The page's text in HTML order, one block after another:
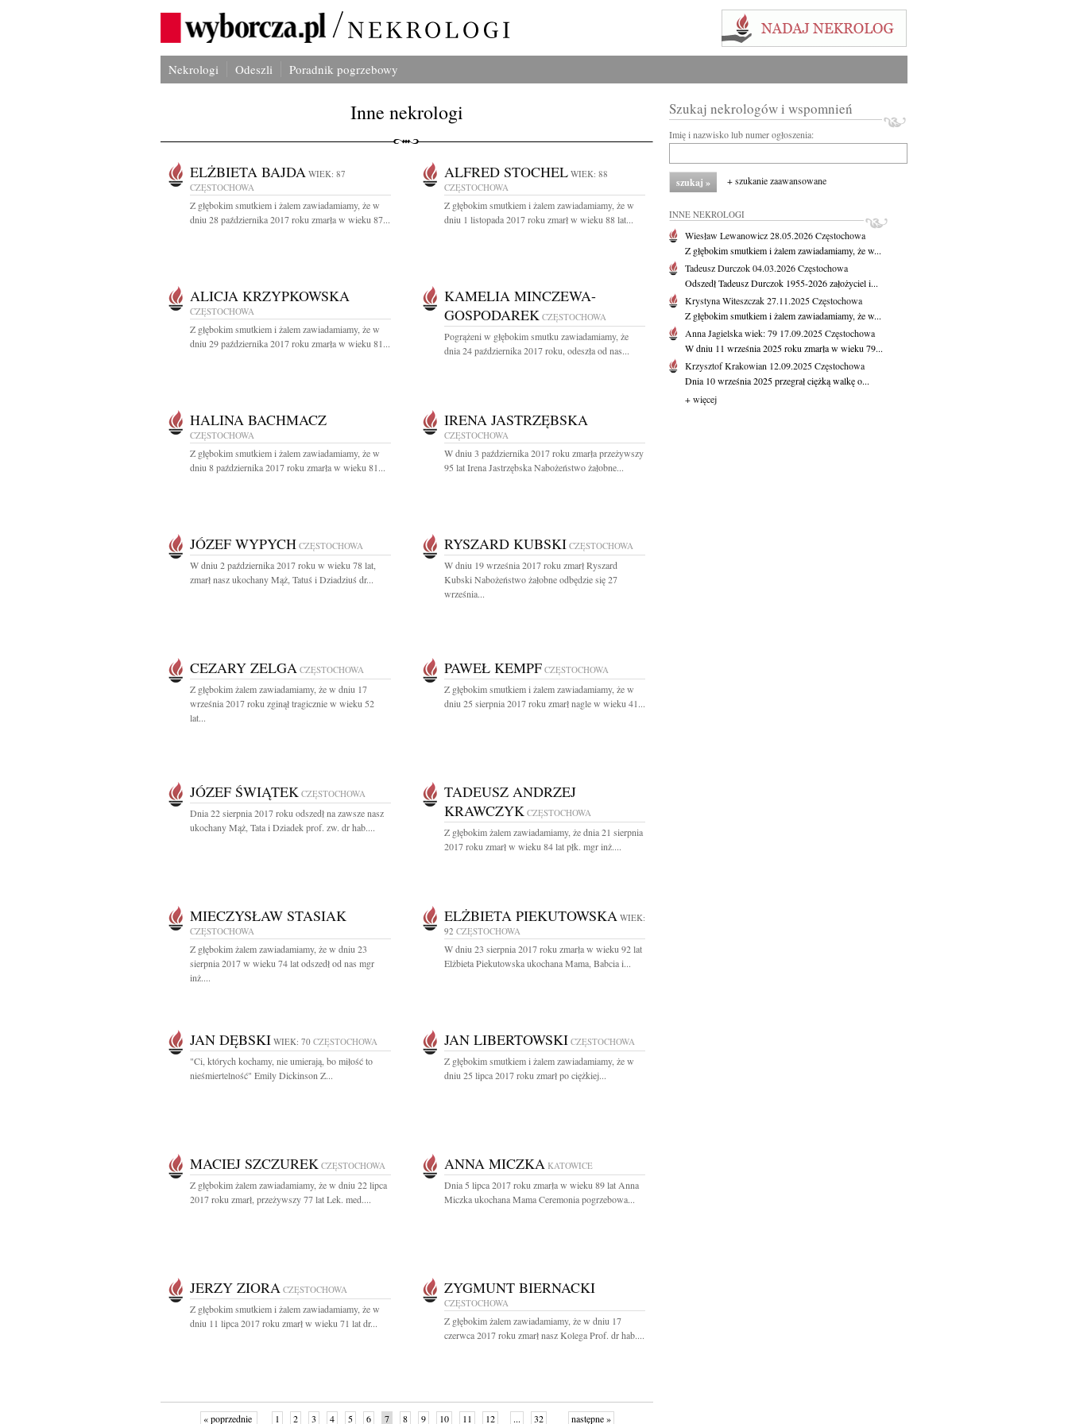
Nekrologi Odeszli Poradnik pogrzebowy
Inne nekrologi
ELŻBIETA BAJDA WIEK: 87
CZĘSTOCHOWA
Z głębokim smutkiem i żalem zawiadamiamy, że w
dniu 28 października 2017 roku zmarła w wieku 87...
ALFRED STOCHEL WIEK: 88
CZĘSTOCHOWA
Z głębokim smutkiem i żalem zawiadamiamy, że w
dniu 1 listopada 2017 roku zmarł w wieku 88 lat...
ALICJA KRZYPKOWSKA
CZĘSTOCHOWA
Z głębokim smutkiem i żalem zawiadamiamy, że w
dniu 29 października 2017 roku zmarła w wieku 81...
KAMELIA MINCZEWA-
GOSPODAREK CZĘSTOCHOWA
Pogrążeni w głębokim smutku zawiadamiamy, że
dnia 24 października 2017 roku, odeszła od nas...
HALINA BACHMACZ
CZĘSTOCHOWA
Z głębokim smutkiem i żalem zawiadamiamy, że w
dniu 8 października 2017 roku zmarła w wieku 81...
IRENA JASTRZĘBSKA
CZĘSTOCHOWA
W dniu 3 października 2017 roku zmarła przeżywszy
95 lat Irena Jastrzębska Nabożeństwo żałobne...
JÓZEF WYPYCH CZĘSTOCHOWA
W dniu 2 października 2017 roku w wieku 78 lat,
zmarł nasz ukochany Mąż, Tatuś i Dziadziuś dr...
RYSZARD KUBSKI CZĘSTOCHOWA
W dniu 19 września 2017 roku zmarł Ryszard
Kubski Nabożeństwo żałobne odbędzie się 27
września...
CEZARY ZELGA CZĘSTOCHOWA
Z głębokim żalem zawiadamiamy, że w dniu 17
września 2017 roku zginął tragicznie w wieku 52
lat...
PAWEŁ KEMPF CZĘSTOCHOWA
Z głębokim smutkiem i żalem zawiadamiamy, że w
dniu 25 sierpnia 2017 roku zmarł nagle w wieku 41...
JÓZEF ŚWIĄTEK CZĘSTOCHOWA
Dnia 22 sierpnia 2017 roku odszedł na zawsze nasz
ukochany Mąż, Tata i Dziadek prof. zw. dr hab....
TADEUSZ ANDRZEJ
KRAWCZYK CZĘSTOCHOWA
Z głębokim żalem zawiadamiamy, że dnia 21 sierpnia
2017 roku zmarł w wieku 84 lat płk. mgr inż....
MIECZYSŁAW STASIAK
CZĘSTOCHOWA
Z głębokim żalem zawiadamiamy, że w dniu 23
sierpnia 2017 w wieku 74 lat odszedł od nas mgr
inż....
ELŻBIETA PIEKUTOWSKA WIEK:
92 CZĘSTOCHOWA
W dniu 23 sierpnia 2017 roku zmarła w wieku 92 lat
Elżbieta Piekutowska ukochana Mama, Babcia i...
JAN DĘBSKI WIEK: 70 CZĘSTOCHOWA
"Ci, których kochamy, nie umierają, bo miłość to
nieśmiertelność" Emily Dickinson Z...
JAN LIBERTOWSKI CZĘSTOCHOWA
Z głębokim smutkiem i żalem zawiadamiamy, że w
dniu 25 lipca 2017 roku zmarł po ciężkiej...
MACIEJ SZCZUREK CZĘSTOCHOWA
Z głębokim żalem zawiadamiamy, że w dniu 22 lipca
2017 roku zmarł, przeżywszy 77 lat Lek. med....
ANNA MICZKA KATOWICE
Dnia 5 lipca 2017 roku zmarła w wieku 89 lat Anna
Miczka ukochana Mama Ceremonia pogrzebowa...
JERZY ZIORA CZĘSTOCHOWA
Z głębokim smutkiem i żalem zawiadamiamy, że w
dniu 11 lipca 2017 roku zmarł w wieku 71 lat dr...
ZYGMUNT BIERNACKI
CZĘSTOCHOWA
Z głębokim żalem zawiadamiamy, że w dniu 17
czerwca 2017 roku zmarł nasz Kolega Prof. dr hab....
« poprzednie 1 2 3 4 5 6 7 8 9 10 11 12 ... 32 następne »
Szukaj nekrologów i wspomnień
Imię i nazwisko lub numer ogłoszenia:
+ szukanie zaawansowane
INNE NEKROLOGI
Wiesław Lewanowicz28.05.2026Częstochowa
Z głębokim smutkiem i żalem zawiadamiamy, że w...
Tadeusz Durczok04.03.2026Częstochowa
Odszedł Tadeusz Durczok 1955-2026 założyciel i...
Krystyna Witeszczak27.11.2025Częstochowa
Z głębokim smutkiem i żalem zawiadamiamy, że w...
Anna Jagielskawiek: 79 17.09.2025Częstochowa
W dniu 11 września 2025 roku zmarła w wieku 79...
Krzysztof Krakowian 12.09.2025Częstochowa
Dnia 10 września 2025 przegrał ciężką walkę o...
+ więcej